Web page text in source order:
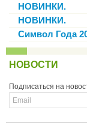
НОВИНКИ.
НОВИНКИ.
Символ Года
НОВОСТИ
Подписаться на